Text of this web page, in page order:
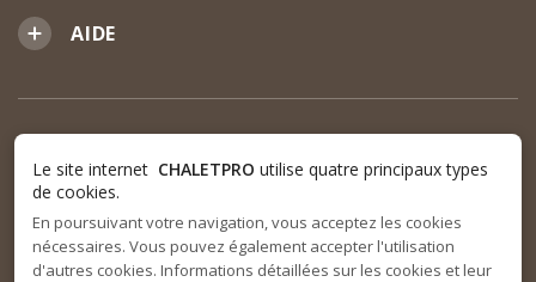
AIDE
Le site internet CHALETPRO utilise quatre principaux types
de cookies.
En poursuivant votre navigation, vous acceptez les cookies
nécessaires. Vous pouvez également accepter l'utilisation
d'autres cookies. Informations détaillées sur les cookies et leur